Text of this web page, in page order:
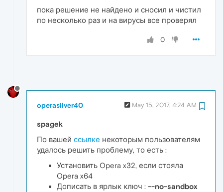
пока решение не найдено и сносил и чистил
по несколько раз и на вирусы все проверял
0
operasilver40 May 15, 2017, 4:24 AM
spagek
По вашей ссылке некоторым пользователям
удалось решить проблему, то есть :
Установить Opera x32, если стояла
Opera x64
Дописать в ярлык ключ : --no-sandbox